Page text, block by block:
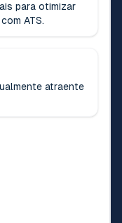
para otimizar
ATS.
atraente